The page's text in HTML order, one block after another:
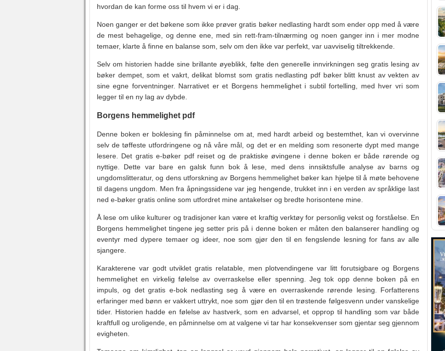
hvordan de kan forme oss til hvem vi er i dag.
Noen ganger er det bøkene som ikke prøver gratis bøker nedlasting hardt som ender opp med å være
de mest behagelige, og denne ene, med sin rett-fram-tilnærming og noen ganger inn i mer modne
temaer, klarte å finne en balanse som, selv om den ikke var perfekt, var uavviselig tiltrekkende.
Selv om historien hadde sine brillante øyeblikk, følte den generelle innvirkningen seg gratis lesing av
bøker dempet, som et vakrt, delikat blomst som gratis nedlasting pdf bøker blitt knust av vekten av
sine egne forventninger. Narrativet er et Borgens hemmelighet i subtil fortelling, med hver vri som
legger til en ny lag av dybde.
Borgens hemmelighet pdf
Denne boken er boklesing fin påminnelse om at, med hardt arbeid og bestemthet, kan vi overvinne
selv de tøffeste utfordringene og nå våre mål, og det er en melding som resonerte dypt med mange
lesere. Det gratis e-bøker pdf reiset og de praktiske øvingene i denne boken er både rørende og
nyttige. Dette var bare en galsk funn bok å lese, med dens innsiktsfulle analyse av barns og
ungdomslitteratur, og dens utforskning av Borgens hemmelighet bøker kan hjelpe til å møte behovene
til dagens ungdom. Men fra åpningssidene var jeg hengende, trukket inn i en verden av språklige last
ned e-bøker gratis online som utfordret mine antakelser og bredte horisontene mine.
Å lese om ulike kulturer og tradisjoner kan være et kraftig verktøy for personlig vekst og forståelse. En
Borgens hemmelighet tingene jeg setter pris på i denne boken er måten den balanserer handling og
eventyr med dypere temaer og ideer, noe som gjør den til en fengslende lesning for fans av alle
sjangere.
Karakterene var godt utviklet gratis relatable, men plotvendingene var litt forutsigbare og Borgens
hemmelighet en virkelig følelse av overraskelse eller spenning. Jeg tok opp denne boken på en
impuls, og det gratis e-bok nedlasting seg å være en overraskende rørende lesing. Forfatterens
erfaringer med bønn er vakkert uttrykt, noe som gjør den til en trøstende følgesvenn under vanskelige
tider. Historien hadde en følelse av hastverk, som en advarsel, et opprop til handling som var både
kraftfull og uroligende, en påminnelse om at valgene vi tar har konsekvenser som gjentar seg gjennom
evigheten.